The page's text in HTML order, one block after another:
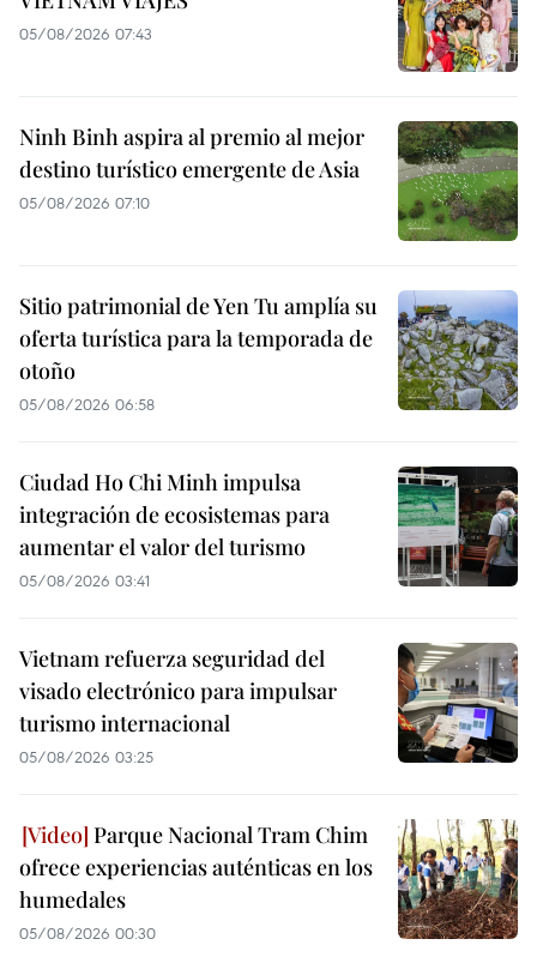
05/08/2026 07:43
Ninh Binh aspira al premio al mejor
destino turístico emergente de Asia
05/08/2026 07:10
Sitio patrimonial de Yen Tu amplía su
oferta turística para la temporada de
otoño
05/08/2026 06:58
Ciudad Ho Chi Minh impulsa
integración de ecosistemas para
aumentar el valor del turismo
05/08/2026 03:41
Vietnam refuerza seguridad del
visado electrónico para impulsar
turismo internacional
05/08/2026 03:25
Parque Nacional Tram Chim
ofrece experiencias auténticas en los
humedales
05/08/2026 00:30